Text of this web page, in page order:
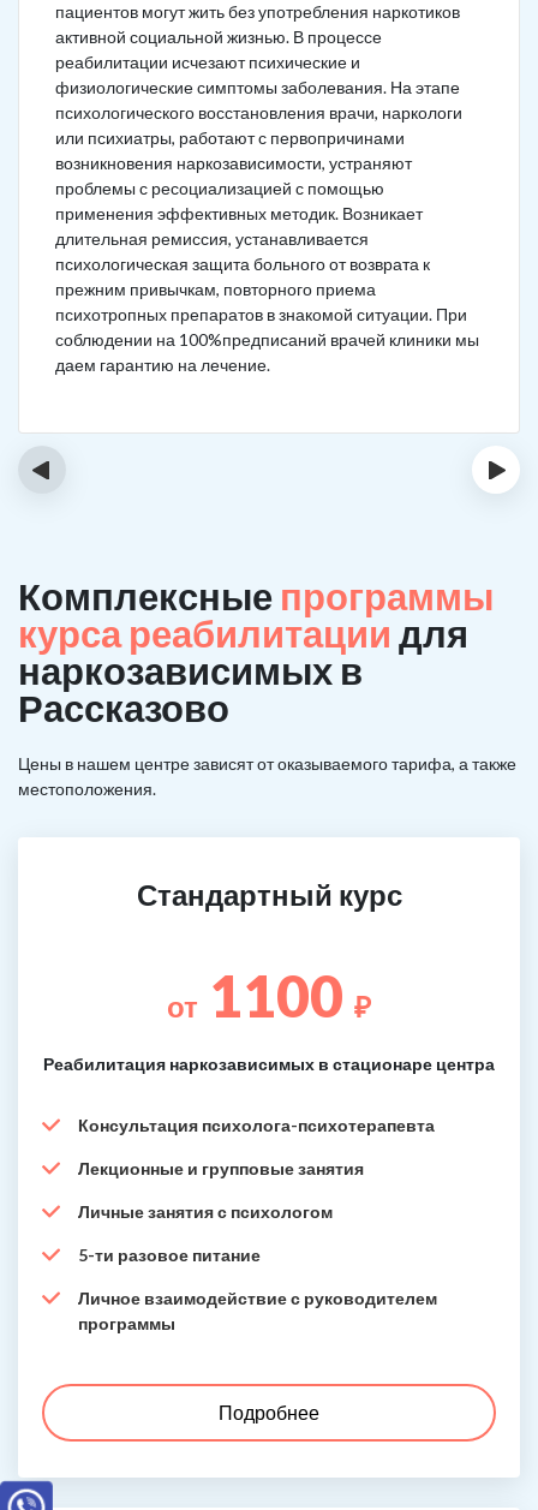
пациентов могут жить без употребления наркотиков
активной социальной жизнью. В процессе
реабилитации исчезают психические и
физиологические симптомы заболевания. На этапе
психологического восстановления врачи, наркологи
или психиатры, работают с первопричинами
возникновения наркозависимости, устраняют
проблемы с ресоциализацией с помощью
применения эффективных методик. Возникает
длительная ремиссия, устанавливается
психологическая защита больного от возврата к
прежним привычкам, повторного приема
психотропных препаратов в знакомой ситуации. При
соблюдении на 100%предписаний врачей клиники мы
даем гарантию на лечение.
‹ ›
Комплексные программы
курса реабилитации для
наркозависимых в
Рассказово
Цены в нашем центре зависят от оказываемого тарифа, а также
местоположения.
Стандартный курс
от 1100 ₽
Реабилитация наркозависимых в стационаре центра
Консультация психолога-психотерапевта
Лекционные и групповые занятия
Личные занятия с психологом
5-ти разовое питание
Личное взаимодействие с руководителем
программы
Подробнее